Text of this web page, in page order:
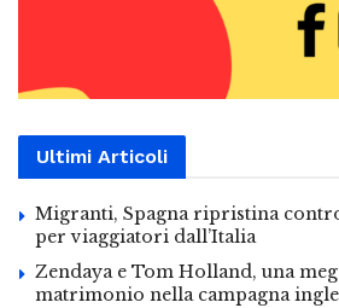
Ultimi Articoli
Migranti, Spagna ripristina
per viaggiatori dall’Italia
Zendaya e Tom Holland, una
matrimonio nella campagna